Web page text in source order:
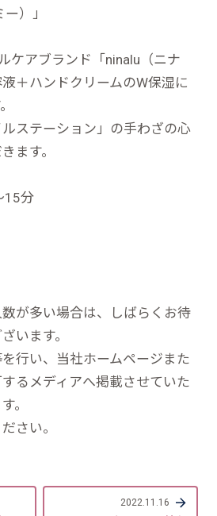
）」
ケアブランド「ninalu（ニナ
＋ハンドクリームのW保湿に
ステーション」の手わざの心
ます。
15分
が多い場合は、しばらくお待
います。
行い、当社ホームページまた
るメディアへ掲載させていた
。
さい。
2022.11.16